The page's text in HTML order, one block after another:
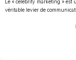
Le « celebrity marketing » est
véritable levier de